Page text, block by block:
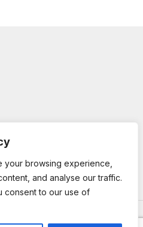
your browsing experience,
and analyse our traffic.
consent to our use of
Reserved.
by web-idea.gr